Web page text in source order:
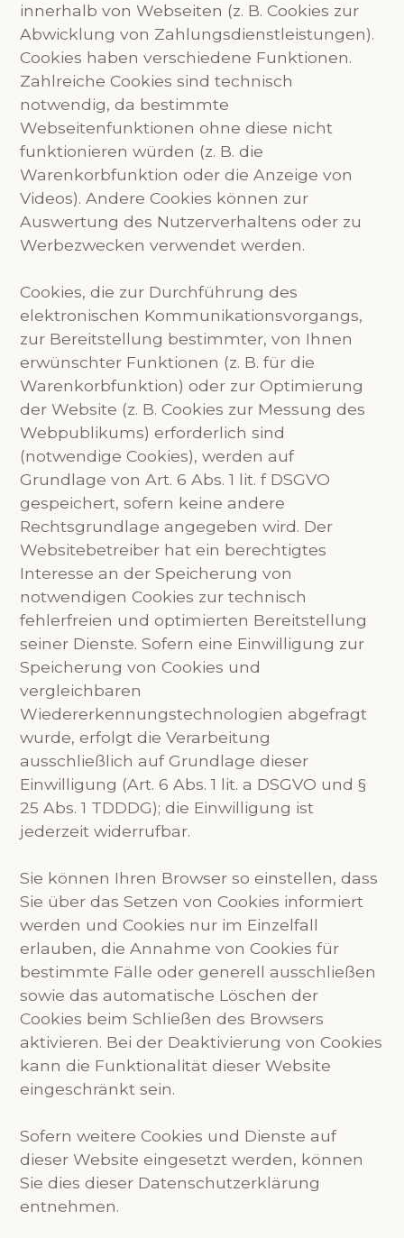
innerhalb von Webseiten (z. B. Cookies zur
Abwicklung von Zahlungsdienstleistungen).
Cookies haben verschiedene Funktionen.
Zahlreiche Cookies sind technisch
notwendig, da bestimmte
Webseitenfunktionen ohne diese nicht
funktionieren würden (z. B. die
Warenkorbfunktion oder die Anzeige von
Videos). Andere Cookies können zur
Auswertung des Nutzerverhaltens oder zu
Werbezwecken verwendet werden.
Cookies, die zur Durchführung des
elektronischen Kommunikationsvorgangs,
zur Bereitstellung bestimmter, von Ihnen
erwünschter Funktionen (z. B. für die
Warenkorbfunktion) oder zur Optimierung
der Website (z. B. Cookies zur Messung des
Webpublikums) erforderlich sind
(notwendige Cookies), werden auf
Grundlage von Art. 6 Abs. 1 lit. f DSGVO
gespeichert, sofern keine andere
Rechtsgrundlage angegeben wird. Der
Websitebetreiber hat ein berechtigtes
Interesse an der Speicherung von
notwendigen Cookies zur technisch
fehlerfreien und optimierten Bereitstellung
seiner Dienste. Sofern eine Einwilligung zur
Speicherung von Cookies und
vergleichbaren
Wiedererkennungstechnologien abgefragt
wurde, erfolgt die Verarbeitung
ausschließlich auf Grundlage dieser
Einwilligung (Art. 6 Abs. 1 lit. a DSGVO und §
25 Abs. 1 TDDDG); die Einwilligung ist
jederzeit widerrufbar.
Sie können Ihren Browser so einstellen, dass
Sie über das Setzen von Cookies informiert
werden und Cookies nur im Einzelfall
erlauben, die Annahme von Cookies für
bestimmte Fälle oder generell ausschließen
sowie das automatische Löschen der
Cookies beim Schließen des Browsers
aktivieren. Bei der Deaktivierung von Cookies
kann die Funktionalität dieser Website
eingeschränkt sein.
Sofern weitere Cookies und Dienste auf
dieser Website eingesetzt werden, können
Sie dies dieser Datenschutzerklärung
entnehmen.